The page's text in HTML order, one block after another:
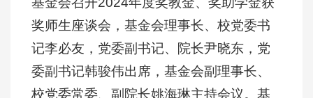
奖师生座谈会，基金会理事长、校党委书
记李必友，党委副书记、院长尹晓东，党
委副书记韩骏伟出席，基金会副理事长、
校党委常委、副院长姚海琳主持会议。基